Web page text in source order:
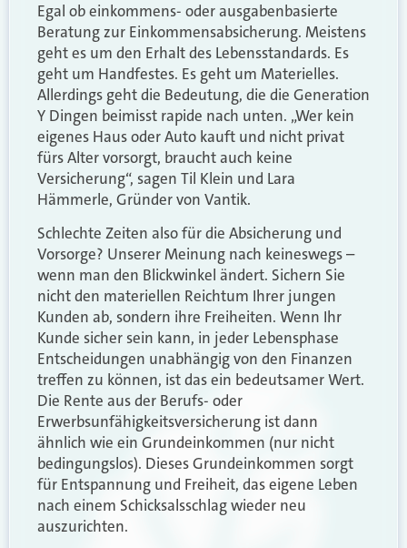
Egal ob einkommens- oder ausgabenbasierte
Beratung zur Einkommensabsicherung. Meistens
geht es um den Erhalt des Lebensstandards. Es
geht um Handfestes. Es geht um Materielles.
Allerdings geht die Bedeutung, die die Generation
Y Dingen beimisst rapide nach unten. „Wer kein
eigenes Haus oder Auto kauft und nicht privat
fürs Alter vorsorgt, braucht auch keine
Versicherung“, sagen Til Klein und Lara
Hämmerle, Gründer von Vantik.
Schlechte Zeiten also für die Absicherung und
Vorsorge? Unserer Meinung nach keineswegs –
wenn man den Blickwinkel ändert. Sichern Sie
nicht den materiellen Reichtum Ihrer jungen
Kunden ab, sondern ihre Freiheiten. Wenn Ihr
Kunde sicher sein kann, in jeder Lebensphase
Entscheidungen unabhängig von den Finanzen
treffen zu können, ist das ein bedeutsamer Wert.
Die Rente aus der Berufs- oder
Erwerbsunfähigkeitsversicherung ist dann
ähnlich wie ein Grundeinkommen (nur nicht
bedingungslos). Dieses Grundeinkommen sorgt
für Entspannung und Freiheit, das eigene Leben
nach einem Schicksalsschlag wieder neu
auszurichten.